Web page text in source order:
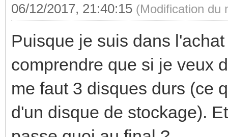
06/12/2017, 21:40:15 (Modification du
Puisque je suis dans
comprendre que si je veux
me faut 3 disques durs (ce
d'un disque de stockage).